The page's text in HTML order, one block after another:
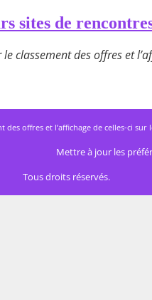
sites de
classement des offres et
offres et l’affichage de celles-ci sur
Mettre à jour les
Tous droits réservés.